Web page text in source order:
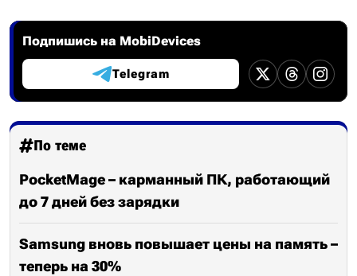
Подпишись на MobiDevices
Telegram
По теме
PocketMage – карманный ПК, работающий
до 7 дней без зарядки
Samsung вновь повышает цены на память –
теперь на 30%